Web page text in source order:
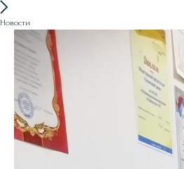
Новости